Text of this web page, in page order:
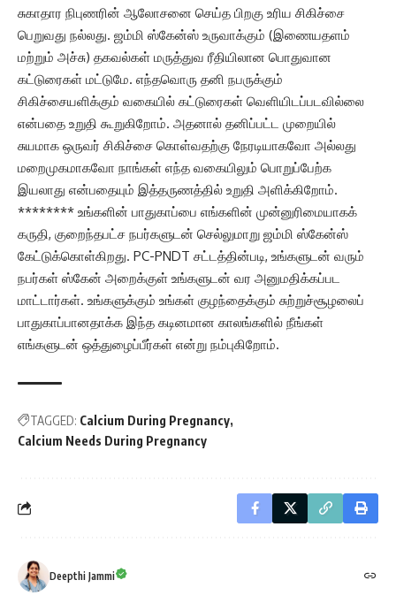
சுகாதார நிபுணரின் ஆலோசனை செய்த பிறகு உரிய சிகிச்சை
பெறுவது நல்லது. ஜம்மி ஸ்கேன்ஸ் உருவாக்கும் (இணையதளம்
மற்றும் அச்சு) தகவல்கள் மருத்துவ ரீதியிலான பொதுவான
கட்டுரைகள் மட்டுமே. எந்தவொரு தனி நபருக்கும்
சிகிச்சையளிக்கும் வகையில் கட்டுரைகள் வெளியிடப்படவில்லை
என்பதை உறுதி கூறுகிறோம். அதனால் தனிப்பட்ட முறையில்
சுயமாக ஒருவர் சிகிச்சை கொள்வதற்கு நேரடியாகவோ அல்லது
மறைமுகமாகவோ நாங்கள் எந்த வகையிலும் பொறுப்பேற்க
இயலாது என்பதையும் இத்தருணத்தில் உறுதி அளிக்கிறோம்.
******** உங்களின் பாதுகாப்பை எங்களின் முன்னுரிமையாகக்
கருதி, குறைந்தபட்ச நபர்களுடன் செல்லுமாறு ஜம்மி ஸ்கேன்ஸ்
கேட்டுக்கொள்கிறது. PC-PNDT சட்டத்தின்படி, உங்களுடன் வரும்
நபர்கள் ஸ்கேன் அறைக்குள் உங்களுடன் வர அனுமதிக்கப்பட
மாட்டார்கள். உங்களுக்கும் உங்கள் குழந்தைக்கும் சுற்றுச்சூழலைப்
பாதுகாப்பானதாக்க இந்த கடினமான காலங்களில் நீங்கள்
எங்களுடன் ஒத்துழைப்பீர்கள் என்று நம்புகிறோம்.
TAGGED: Calcium During Pregnancy
Calcium Needs During Pregnancy
Deepthi Jammi